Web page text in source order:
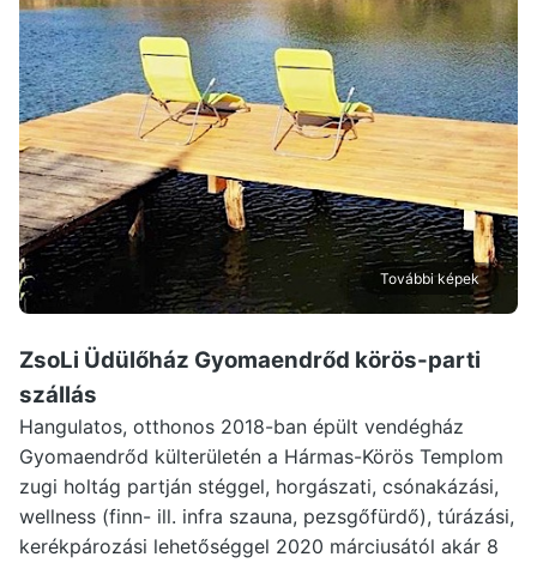
További képek
ZsoLi Üdülőház Gyomaendrőd körös-parti
szállás
Hangulatos, otthonos 2018-ban épült vendégház
Gyomaendrőd külterületén a Hármas-Körös Templom
zugi holtág partján stéggel, horgászati, csónakázási,
wellness (finn- ill. infra szauna, pezsgőfürdő), túrázási,
kerékpározási lehetőséggel 2020 márciusától akár 8